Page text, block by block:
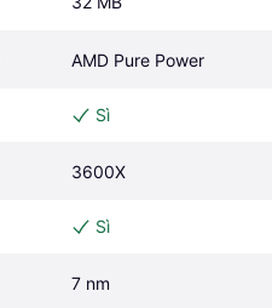
AMD Pure Power
Sì
3600X
Sì
7 nm